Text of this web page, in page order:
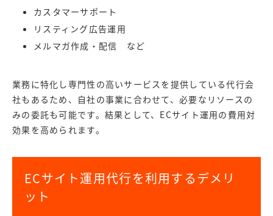
カスタマーサポート
リスティング広告運用
メルマガ作成・配信 など
業務に特化し専門性の高いサービスを提供している代行会
社もあるため、自社の事業に合わせて、必要なリソースの
みの委託も可能です。結果として、ECサイト運用の費用対
効果を高められます。
ECサイト運用代行を利用するデメリ
ット